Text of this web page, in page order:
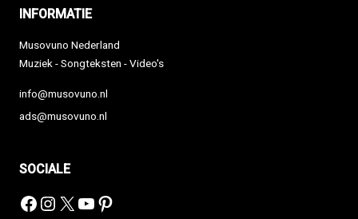
INFORMATIE
Musovuno Nederland
Muziek - Songteksten - Video's
info@musovuno.nl
ads@musovuno.nl
SOCIALE
Facebook
Instagram
X YouTube
Pinterest